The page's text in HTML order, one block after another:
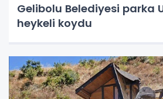
Gelibolu Belediyesi parka
heykeli koydu